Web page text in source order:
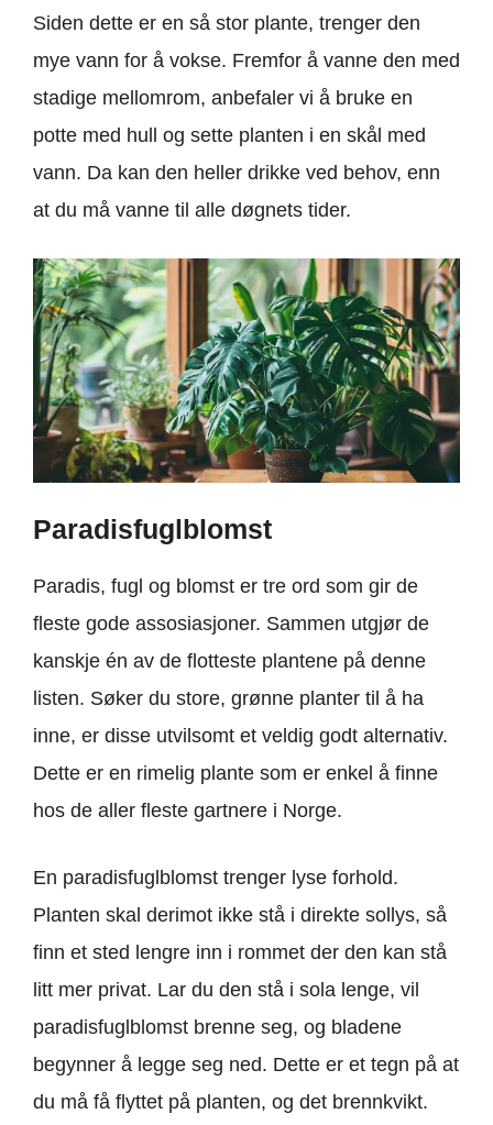
Siden dette er en så stor plante, trenger den
mye vann for å vokse. Fremfor å vanne den med
stadige mellomrom, anbefaler vi å bruke en
potte med hull og sette planten i en skål med
vann. Da kan den heller drikke ved behov, enn
at du må vanne til alle døgnets tider.
Paradisfuglblomst
Paradis, fugl og blomst er tre ord som gir de
fleste gode assosiasjoner. Sammen utgjør de
kanskje én av de flotteste plantene på denne
listen. Søker du store, grønne planter til å ha
inne, er disse utvilsomt et veldig godt alternativ.
Dette er en rimelig plante som er enkel å finne
hos de aller fleste gartnere i Norge.
En paradisfuglblomst trenger lyse forhold.
Planten skal derimot ikke stå i direkte sollys, så
finn et sted lengre inn i rommet der den kan stå
litt mer privat. Lar du den stå i sola lenge, vil
paradisfuglblomst brenne seg, og bladene
begynner å legge seg ned. Dette er et tegn på at
du må få flyttet på planten, og det brennkvikt.